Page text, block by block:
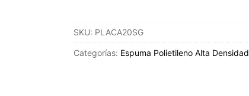
POLIETILENO
ALTA
SKU: PLACA20SG
Categorías: Espuma Polietileno Alta Densidad